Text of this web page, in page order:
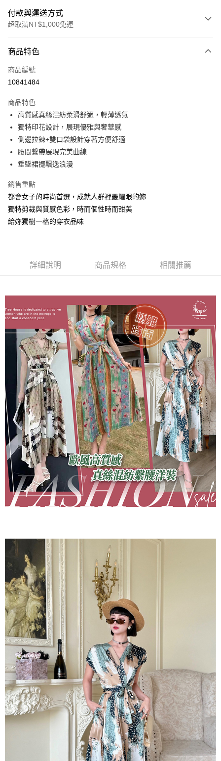
付款與運送方式
超取滿NT$1,000免運
信用卡一次付款
信用卡分期付款
合作金庫商業銀行
華南商業銀行
彰化商業銀行
上海商業儲蓄銀行
台北富邦商業銀行
國泰世華商業銀行
兆豐國際商業銀行
臺灣中小企業銀行
匯豐（台灣）商業銀行
聯邦商業銀行
元大商業銀行
台新國際商業銀行
中國信託商業銀行
台灣樂天信用卡公司
6 期 0 利率 每期
華南商業銀行
彰化商業銀行
上海商業儲蓄銀行
台北富邦商業銀行
國泰世華商業銀行
臺灣中小企業銀行
聯邦商業銀行
元大商業銀行
永豐商業銀行
玉山商業銀行
星展（台灣）商業銀行
台灣樂天信用卡公司
超商取貨付款
Apple Pay
悠遊付
Google Pay
ATM付款
運送方式
付款後全家取貨
每筆NT$60，滿NT$1,000(含以上)免運費
付款後7-11取貨
每筆NT$60，滿NT$1,000(含以上)免運費
宅配
每筆NT$80，滿NT$1,000(含以上)免運費
商品特色
商品編號
10841484
商品特色
高質感真絲混紡柔滑舒適，輕薄透氣
獨特印花設計，展現優雅與奢華感
側邊拉鍊+雙口袋設計穿著方便舒適
腰間繫帶展現完美曲線
垂墜裙襬飄逸浪漫
銷售重點
都會女子的時尚首選，成就人群裡最耀眼的妳
獨特剪裁與質感色彩，時而個性時而甜美
給妳獨樹一格的穿衣品味
詳細說明 商品規格 相關推薦